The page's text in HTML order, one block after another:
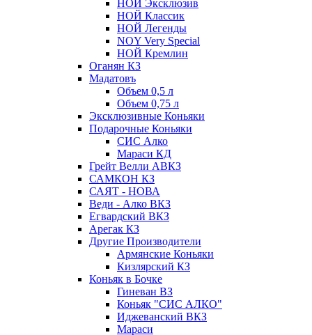
НОЙ Эксклюзив
НОЙ Классик
НОЙ Легенды
NOY Very Speсial
НОЙ Кремлин
Оганян КЗ
Мадатовъ
Объем 0,5 л
Объем 0,75 л
Эксклюзивные Коньяки
Подарочные Коньяки
СИС Алко
Мараси КД
Грейт Велли АВКЗ
САМКОН КЗ
САЯТ - НОВА
Веди - Алко ВКЗ
Егвардский ВКЗ
Арегак КЗ
Другие Производители
Армянские Коньяки
Кизлярский КЗ
Коньяк в Бочке
Гиневан ВЗ
Коньяк "СИС АЛКО"
Иджеванский ВКЗ
Мараси